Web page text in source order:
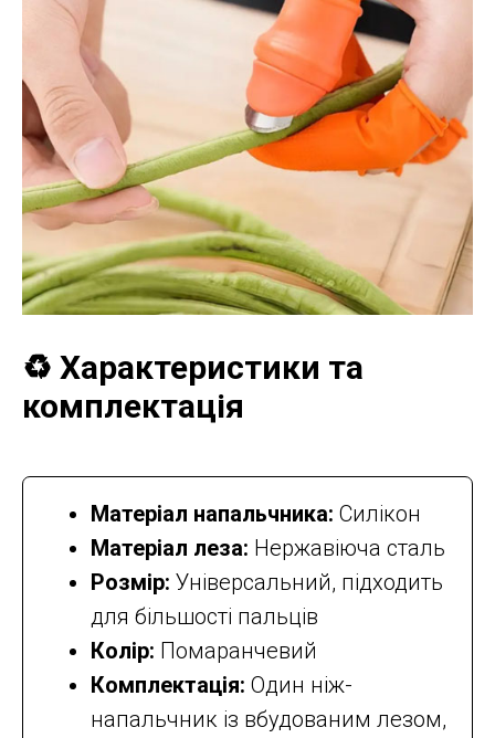
♻️ Характеристики та
комплектація
Матеріал напальчника: Силікон
Матеріал леза: Нержавіюча сталь
Розмір: Універсальний, підходить
для більшості пальців
Колір: Помаранчевий
Комплектація: Один ніж-
напальчник із вбудованим лезом,